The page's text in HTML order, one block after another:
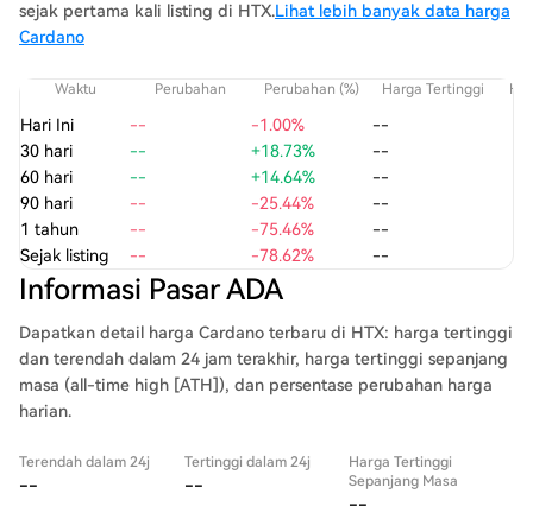
sejak pertama kali listing di HTX.Lihat lebih banyak data harga
Cardano
Waktu Perubahan Perubahan (%) Harga Tertinggi
Hari Ini -- -1.00%
--
30 hari
-- +18.73%
--
60 hari
-- +14.64%
--
90 hari
-- -25.44%
--
1 tahun
-- -75.46%
--
Sejak listing
-- -78.62% --
Informasi Pasar ADA
Dapatkan detail harga Cardano terbaru di HTX: harga tertinggi
dan terendah dalam 24 jam terakhir, harga tertinggi sepanjang
masa (all-time high [ATH]), dan persentase perubahan harga
harian.
Terendah dalam 24j
--
Tertinggi dalam 24j
--
Harga Tertinggi
Sepanjang Masa
--